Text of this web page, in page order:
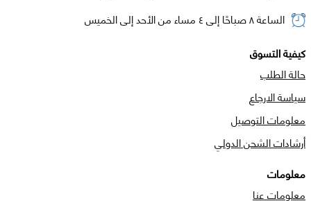
الساعة ٨ صباحًا إلى ٤ مساء من الأحد إلى الخميس
كيفية التسوق
حالة الطلب
سياسة الارجاع
معلومات التوصيل
أرشادات الشحن الدولي
معلومات
معلومات عنا